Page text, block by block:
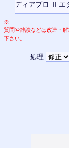
※
質問や雑談などは改造・
下さい。
処理